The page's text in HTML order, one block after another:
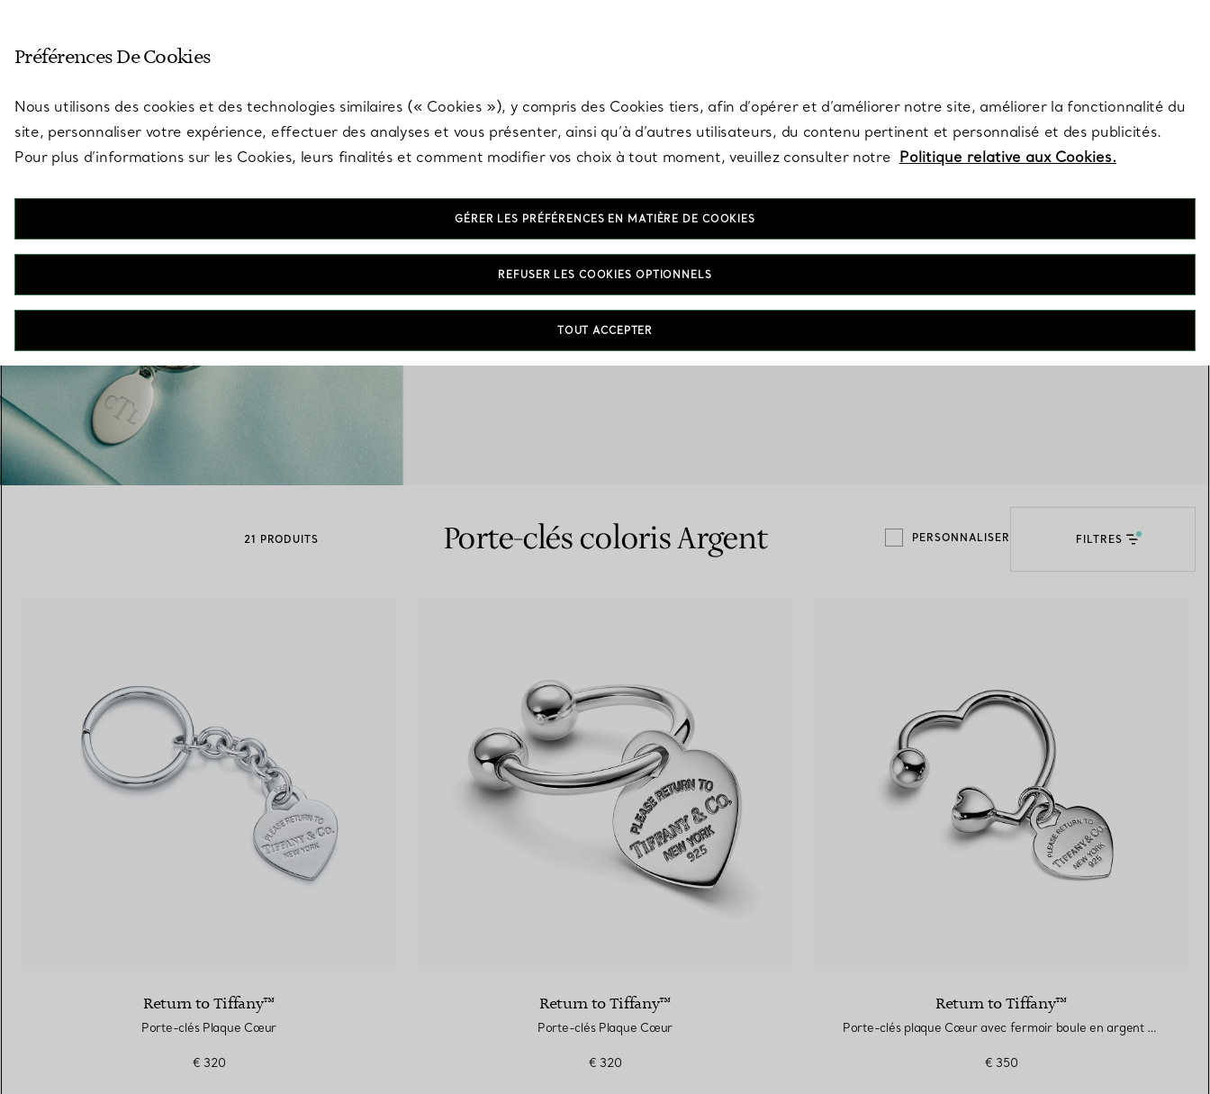
Alliances pour femme
avec un expert en diamants Tiffany.
21 PRODUITS Porte-clés coloris Argent PERSONNALISER FILTRES
Return to Tiffany™
Porte-clés Plaque Cœur
€ 320
Return to Tiffany™
Porte-clés Plaque Cœur
€ 320
Return to Tiffany™
Porte-clés plaque Cœur avec fermoir boule en argent 925 millièmes
€ 350
Préférences De Cookies
Nous utilisons des cookies et des technologies similaires (« Cookies »), y compris des Cookies tiers, afin d’opérer et d’améliorer notre site, améliorer la fonctionnalité du
site, personnaliser votre expérience, effectuer des analyses et vous présenter, ainsi qu’à d’autres utilisateurs, du contenu pertinent et personnalisé et des publicités.
Pour plus d’informations sur les Cookies, leurs finalités et comment modifier vos choix à tout moment, veuillez consulter notre Politique relative aux Cookies.
GÉRER LES PRÉFÉRENCES EN MATIÈRE DE COOKIES
REFUSER LES COOKIES OPTIONNELS
TOUT ACCEPTER